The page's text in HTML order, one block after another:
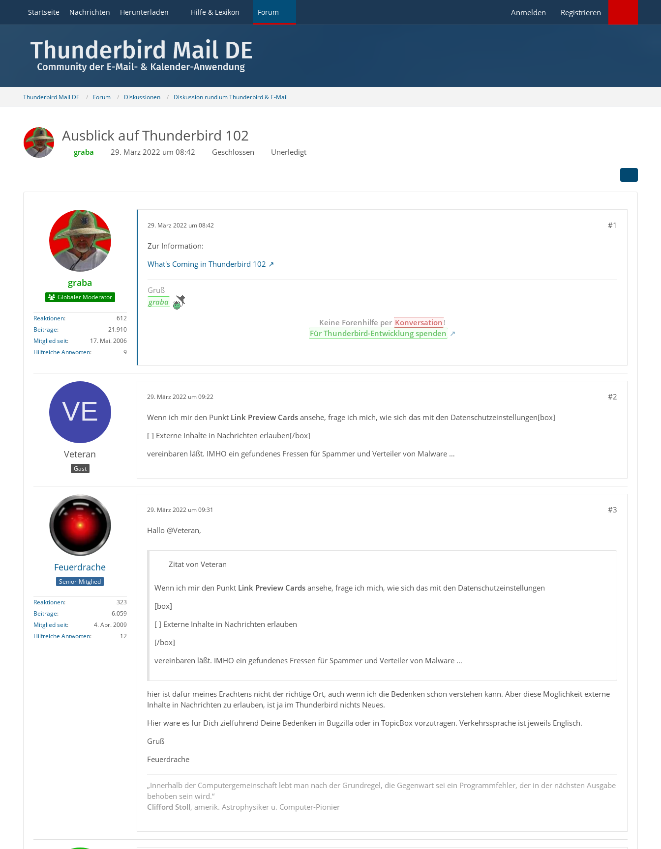
Startseite Nachrichten Herunterladen Hilfe & Lexikon Forum Anmelden Registrieren
Thunderbird Mail DE Forum Diskussionen Diskussion rund um Thunderbird & E-Mail
Ausblick auf Thunderbird 102
graba 29. März 2022 um 08:42 Geschlossen Unerledigt
graba
Globaler Moderator
Reaktionen
612
Beiträge
21.910
Mitglied seit
17. Mai. 2006
Hilfreiche Antworten
9
29. März 2022 um 08:42 #1
Zur Information:
What's Coming in Thunderbird 102
Gruß
graba
Keine Forenhilfe per Konversation !
Für Thunderbird-Entwicklung spenden
Veteran
Gast
29. März 2022 um 09:22 #2
Wenn ich mir den Punkt Link Preview Cardsansehe, frage ich mich, wie sich das mit den Datenschutzeinstellungen[box]
[ ] Externe Inhalte in Nachrichten erlauben[/box]
vereinbaren läßt. IMHO ein gefundenes Fressen für Spammer und Verteiler von Malware …
Feuerdrache
Senior-Mitglied
Reaktionen
323
Beiträge
6.059
Mitglied seit
4. Apr. 2009
Hilfreiche Antworten
12
29. März 2022 um 09:31 #3
Hallo @Veteran,
Zitat von Veteran
Wenn ich mir den Punkt Link Preview Cardsansehe, frage ich mich, wie sich das mit den Datenschutzeinstellungen
[box]
[ ] Externe Inhalte in Nachrichten erlauben
[/box]
vereinbaren läßt. IMHO ein gefundenes Fressen für Spammer und Verteiler von Malware …
hier ist dafür meines Erachtens nicht der richtige Ort, auch wenn ich die Bedenken schon verstehen kann. Aber diese Möglichkeit externe
Inhalte in Nachrichten zu erlauben, ist ja im Thunderbird nichts Neues.
Hier wäre es für Dich zielführend Deine Bedenken in Bugzilla oder in TopicBox vorzutragen. Verkehrssprache ist jeweils Englisch.
Gruß
Feuerdrache
„Innerhalb der Computergemeinschaft lebt man nach der Grundregel, die Gegenwart sei ein Programmfehler, der in der nächsten Ausgabe
behoben sein wird.“
Clifford Stoll, amerik. Astrophysiker u. Computer-Pionier